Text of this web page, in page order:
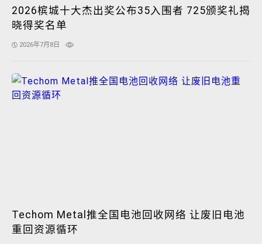
2026槟城十大杰出奖公布35入围者 725颁奖礼揭
晓得奖名单
2026年7月8日
Techom Metal推全国电池回收网络 让废旧电池
重回资源循环